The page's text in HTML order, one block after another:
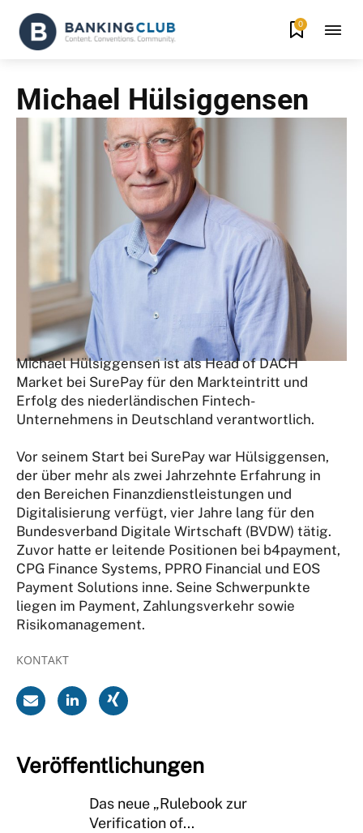
0
Michael Hülsiggensen
Michael Hülsiggensen ist als Head of DACH
Market bei SurePay für den Markteintritt und
Erfolg des niederländischen Fintech-
Unternehmens in Deutschland verantwortlich.
Vor seinem Start bei SurePay war Hülsiggensen,
der über mehr als zwei Jahrzehnte Erfahrung in
den Bereichen Finanzdienstleistungen und
Digitalisierung verfügt, vier Jahre lang für den
Bundesverband Digitale Wirtschaft (BVDW) tätig.
Zuvor hatte er leitende Positionen bei b4payment,
CPG Finance Systems, PPRO Financial und EOS
Payment Solutions inne. Seine Schwerpunkte
liegen im Payment, Zahlungsverkehr sowie
Risikomanagement.
KONTAKT
Veröffentlichungen
Das neue „Rulebook zur
Verification of...